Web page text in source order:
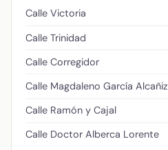
Calle Victoria
Calle Trinidad
Calle Corregidor
Calle Magdaleno García Alcañiz
Calle Ramón y Cajal
Calle Doctor Alberca Lorente